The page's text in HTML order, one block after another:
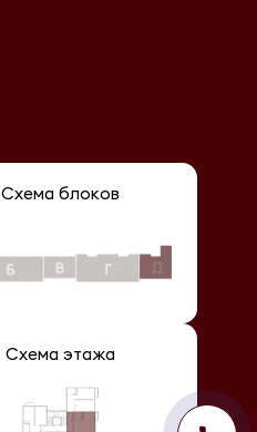
Схема блоков
Схема этажа